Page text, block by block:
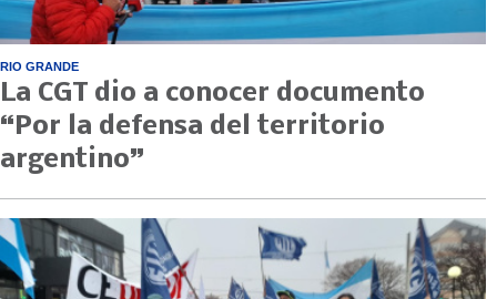
RIO GRANDE
La CGT dio a conocer documento
“Por la defensa del territorio
argentino”